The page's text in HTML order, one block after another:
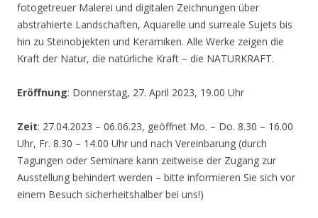
fotogetreuer Malerei und digitalen Zeichnungen über
abstrahierte Landschaften, Aquarelle und surreale Sujets bis
hin zu Steinobjekten und Keramiken. Alle Werke zeigen die
Kraft der Natur, die natürliche Kraft – die NATURKRAFT.
Eröffnung: Donnerstag, 27. April 2023, 19.00 Uhr
Zeit: 27.04.2023 – 06.06.23, geöffnet Mo. – Do. 8.30 – 16.00
Uhr, Fr. 8.30 – 14.00 Uhr und nach Vereinbarung (durch
Tagungen oder Seminare kann zeitweise der Zugang zur
Ausstellung behindert werden – bitte informieren Sie sich vor
einem Besuch sicherheitshalber bei uns!)